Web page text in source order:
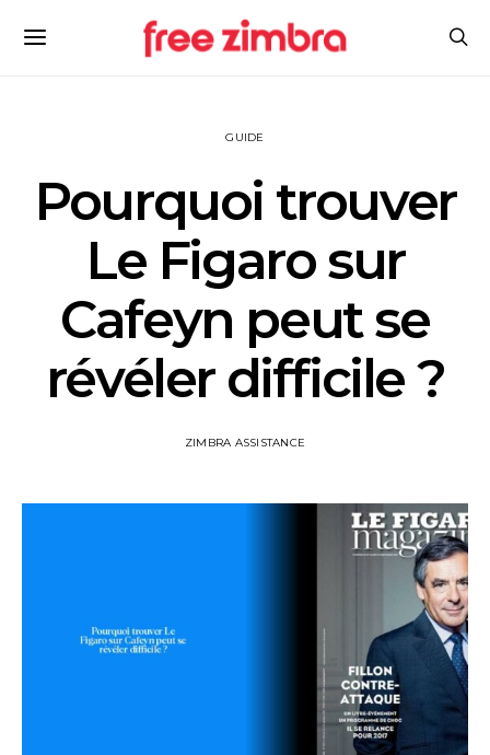
GUIDE
Pourquoi trouver
Le Figaro sur
Cafeyn peut se
révéler difficile ?
ZIMBRA ASSISTANCE